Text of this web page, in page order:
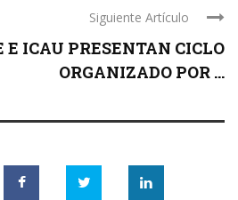
Siguiente Artículo
E ICAU PRESENTAN CICLO
ORGANIZADO POR ...